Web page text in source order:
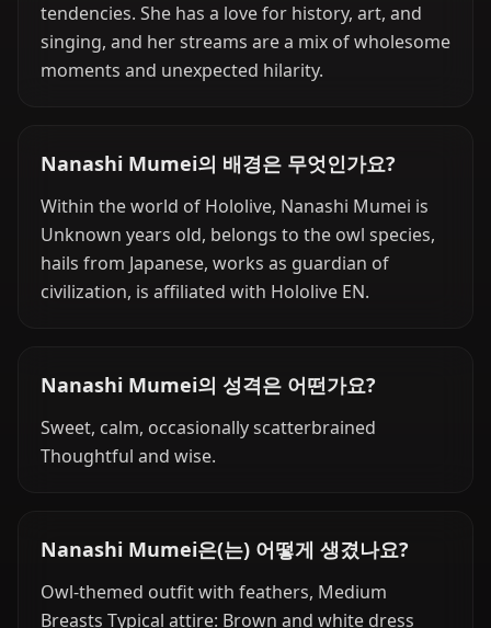
tendencies. She has a love for history, art, and
singing, and her streams are a mix of wholesome
moments and unexpected hilarity.
Nanashi Mumei의 배경은 무엇인가요?
Within the world of Hololive, Nanashi Mumei is
Unknown years old, belongs to the owl species,
hails from Japanese, works as guardian of
civilization, is affiliated with Hololive EN.
Nanashi Mumei의 성격은 어떤가요?
Sweet, calm, occasionally scatterbrained
Thoughtful and wise.
Nanashi Mumei은(는) 어떻게 생겼나요?
Owl-themed outfit with feathers, Medium
Breasts Typical attire: Brown and white dress